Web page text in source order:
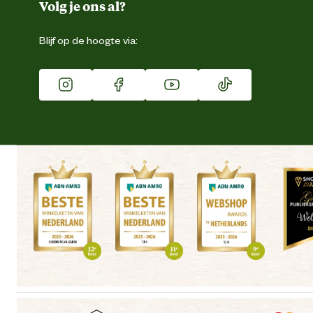
Duurzaamheid
Franchise
Vacatures
Winkels
Volg je ons al?
Blijf op de hoogte via: